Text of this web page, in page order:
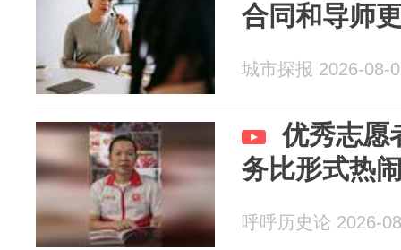
合同和导师
城市探报 2026-08-
优秀志愿
务比形式热
呼呼历史论 2026-